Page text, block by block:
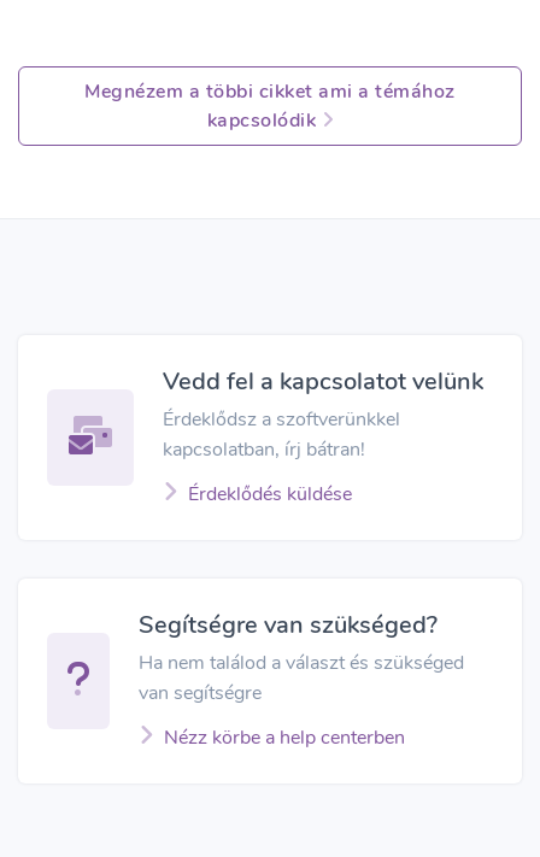
Megnézem a többi cikket ami a témához
kapcsolódik
Vedd fel a kapcsolatot velünk
Érdeklődsz a szoftverünkkel
kapcsolatban, írj bátran!
Érdeklődés küldése
Segítségre van szükséged?
Ha nem találod a választ és szükséged
van segítségre
Nézz körbe a help centerben